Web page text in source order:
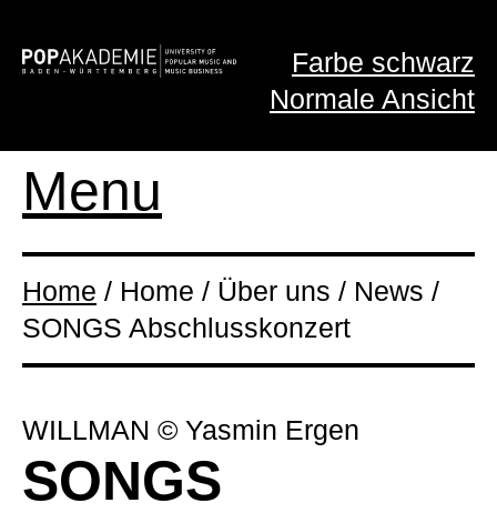
Farbe schwarz
Normale Ansicht
Menu
Home / Home / Über uns / News /
SONGS Abschlusskonzert
WILLMAN © Yasmin Ergen
SONGS